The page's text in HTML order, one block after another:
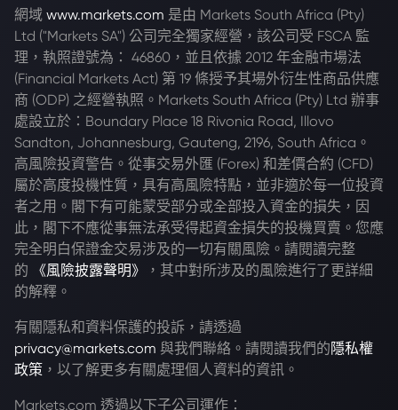
網域 www.markets.com 是由 Markets South Africa (Pty)
Ltd ("Markets SA") 公司完全獨家經營，該公司受 FSCA 監
理，執照證號為： 46860，並且依據 2012 年金融市場法
(Financial Markets Act) 第 19 條授予其場外衍生性商品供應
商 (ODP) 之經營執照。Markets South Africa (Pty) Ltd 辦事
處設立於：Boundary Place 18 Rivonia Road, Illovo
Sandton, Johannesburg, Gauteng, 2196, South Africa。
高風險投資警告。從事交易外匯 (Forex) 和差價合約 (CFD)
屬於高度投機性質，具有高風險特點，並非適於每一位投資
者之用。閣下有可能蒙受部分或全部投入資金的損失，因
此，閣下不應從事無法承受得起資金損失的投機買賣。您應
完全明白保證金交易涉及的一切有關風險。請閱讀完整
的
《風險披露聲明》
，其中對所涉及的風險進行了更詳細
的解釋。
有關隱私和資料保護的投訴，請透過
privacy@markets.com 與我們聯絡。請閱讀我們的 隱私權
政策 ，以了解更多有關處理個人資料的資訊。
Markets.com 透過以下子公司運作：